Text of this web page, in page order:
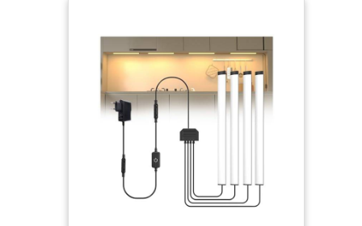
bouton de luminosité pour ajuster facilement la
luminosité et créer une ambiance différente. 5
Niveaux de luminosité: 10%, 25%, 50%, 75%, 100%.
Un appui long permet une gradation continue
pour répondre à différents besoins d'éclairage. 4
Modes d'éclairage: La lampe à détecteur de
mouvement propose 4 modes pour répondre aux
besoins de chaque situation: mode éteint, mode
nuit (détection de mouvement dans l'obscurité),
mode jour (détection de mouvement, que
l'environnement soit sombre ou non) et mode
lumière constante (éclairage constant). La
détection automatique est dotée d'une fonction
de détection automatique et est idéale pour les